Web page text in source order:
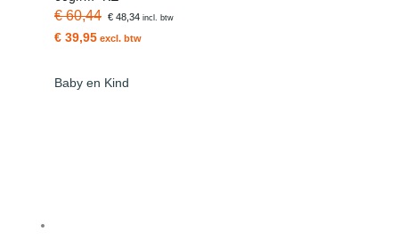
€ 60,44 € 48,34incl. btw
€ 39,95 excl. btw
Baby en Kind